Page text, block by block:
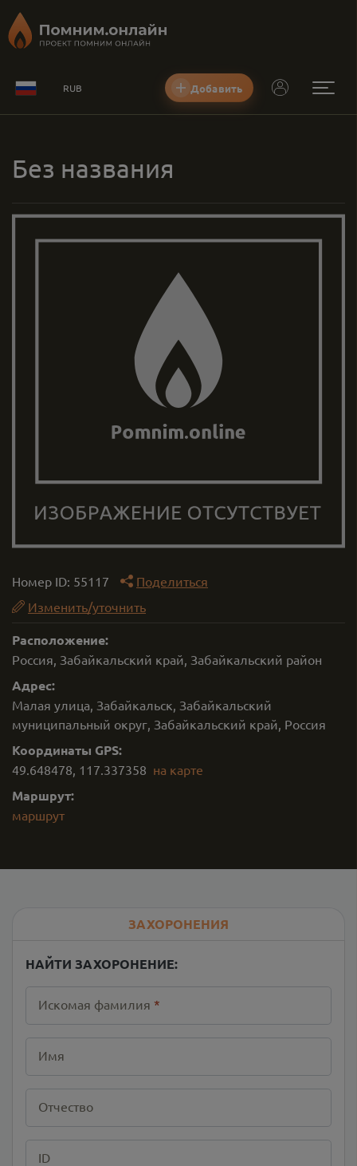
RUB Добавить
Без названия
Номер ID: 55117
Поделиться
Изменить/уточнить
Расположение:
Россия, Забайкальский край, Забайкальский район
Адрес:
Малая улица, Забайкальск, Забайкальский
муниципальный округ, Забайкальский край, Россия
Координаты GPS:
49.648478, 117.337358 на карте
Маршрут:
маршрут
ЗАХОРОНЕНИЯ
НАЙТИ ЗАХОРОНЕНИЕ:
Искомая фамилия *
Имя
Отчество
ID